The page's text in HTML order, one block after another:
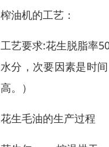
榨油机的工艺：
工艺要求:花生脱脂率
水分，次要因素是时
高。）
花生毛油的生产过程